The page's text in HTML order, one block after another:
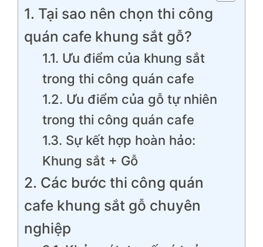
1. Tại sao nên chọn thi công
quán cafe khung sắt gỗ?
1.1. Ưu điểm của khung sắt
trong thi công quán cafe
1.2. Ưu điểm của gỗ tự nhiên
trong thi công quán cafe
1.3. Sự kết hợp hoàn hảo:
Khung sắt + Gỗ
2. Các bước thi công quán
cafe khung sắt gỗ chuyên
nghiệp